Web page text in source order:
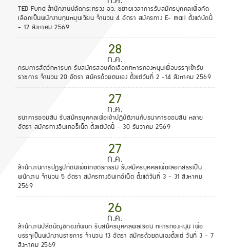
TED Fund สำนักงานปลัดกระทรวง อว. ขยายเวลาการรับสมัครบุคคลเพื่อคัด
เลือกเป็นพนักงานทุนหมุนเวียน จำนวน 4 อัตรา สมัครทาง E- mail ตั้งแต่บัดนี้
- 12 สิงหาคม 2569
28
ก.ค.
กรมการสัตว์ทหารบก รับสมัครสอบคัดเลือกทหารกองหนุนเพื่อบรรจุเข้ารับ
ราชการ จำนวน 20 อัตรา สมัครด้วยตนเอง ตั้งแต่วันที่ 2 -14 สิงหาคม 2569
27
ก.ค.
ธนาคารออมสิน รับสมัครบุคคลเพื่อเข้าปฏิบัติงานกับธนาคารออมสิน หลาย
อัตรา สมัครทางอินเทอร็เน็ต ตั้งแต่บัดนี้ - 30 ธันวาคม 2569
27
ก.ค.
สำนักงานการปฏิรูปที่ดินเพื่อเกษตรกรรม รับสมัครบุคคลเพื่อเลือกสรรเป็น
พนักงาน จำนวน 5 อัตรา สมัครทางอินเทอ์เน็ต ตั้งแต่วันที่ 3 - 31 สิงหาคม
2569
26
ก.ค.
สำนักงานปลัดบัญชีกองทัพบก รับสมัครบุคคลพลเรือน ทหารกองหนุน เพื่อ
บรรจุเป็นพนักงานราชการ จำนวน 13 อัตรา สมัครด้วยตนเองตั้งแต่ วันที่ 3 - 7
สิงหาคม 2569